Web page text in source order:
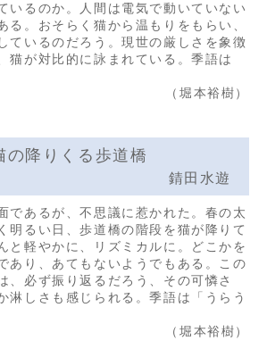
いるのか。人間は電気で動いていない
る。おそらく猫から温もりをもらい、
ているのだろう。現世の厳しさを象徴
猫が対比的に詠まれている。季語は
（堀本裕樹）
の降りくる歩道橋
錆田水遊
であるが、不思議に惹かれた。春の太
明るい日、歩道橋の階段を猫が降りて
と軽やかに、リズミカルに。どこかを
あり、あてもないようでもある。この
、必ず振り返るだろう、その可憐さ
淋しさも感じられる。季語は「うらう
（堀本裕樹）